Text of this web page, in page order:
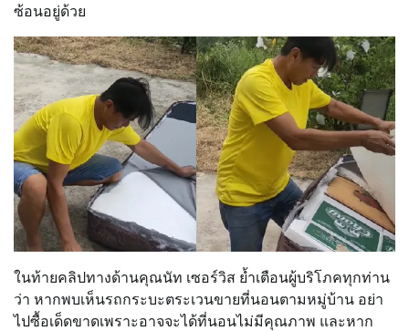
ซ้อนอยู่ด้วย
ในท้ายคลิปทางด้านคุณนัท เซอร์วิส ย้ำเตือนผู้บริโภคทุกท่าน
ว่า หากพบเห็นรถกระบะตระเวนขายที่นอนตามหมู่บ้าน อย่า
ไปซื้อเด็ดขาดเพราะอาจจะได้ที่นอนไม่มีคุณภาพ และหาก